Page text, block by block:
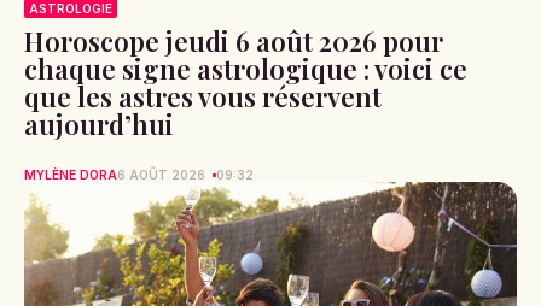
ASTROLOGIE
Horoscope jeudi 6 août 2026 pour
chaque signe astrologique : voici ce
que les astres vous réservent
aujourd’hui
MYLÈNE DORA6 AOÛT 2026 09:32